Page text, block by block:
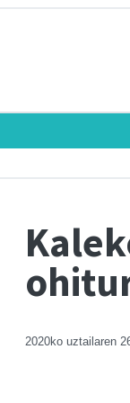
2020ko uztailaren